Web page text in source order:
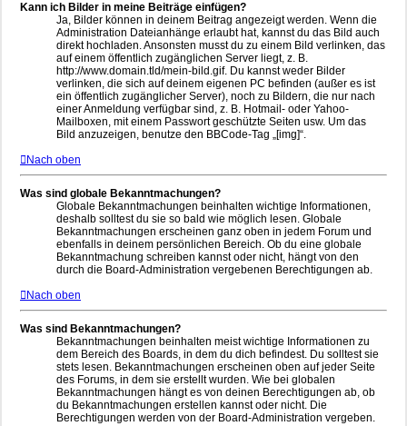
Kann ich Bilder in meine Beiträge einfügen?
Ja, Bilder können in deinem Beitrag angezeigt werden. Wenn die
Administration Dateianhänge erlaubt hat, kannst du das Bild auch
direkt hochladen. Ansonsten musst du zu einem Bild verlinken, das
auf einem öffentlich zugänglichen Server liegt, z. B.
http://www.domain.tld/mein-bild.gif. Du kannst weder Bilder
verlinken, die sich auf deinem eigenen PC befinden (außer es ist
ein öffentlich zugänglicher Server), noch zu Bildern, die nur nach
einer Anmeldung verfügbar sind, z. B. Hotmail- oder Yahoo-
Mailboxen, mit einem Passwort geschützte Seiten usw. Um das
Bild anzuzeigen, benutze den BBCode-Tag „[img]“.
Nach oben
Was sind globale Bekanntmachungen?
Globale Bekanntmachungen beinhalten wichtige Informationen,
deshalb solltest du sie so bald wie möglich lesen. Globale
Bekanntmachungen erscheinen ganz oben in jedem Forum und
ebenfalls in deinem persönlichen Bereich. Ob du eine globale
Bekanntmachung schreiben kannst oder nicht, hängt von den
durch die Board-Administration vergebenen Berechtigungen ab.
Nach oben
Was sind Bekanntmachungen?
Bekanntmachungen beinhalten meist wichtige Informationen zu
dem Bereich des Boards, in dem du dich befindest. Du solltest sie
stets lesen. Bekanntmachungen erscheinen oben auf jeder Seite
des Forums, in dem sie erstellt wurden. Wie bei globalen
Bekanntmachungen hängt es von deinen Berechtigungen ab, ob
du Bekanntmachungen erstellen kannst oder nicht. Die
Berechtigungen werden von der Board-Administration vergeben.